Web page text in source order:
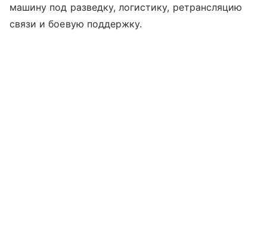
машину под разведку, логистику, ретрансляцию
связи и боевую поддержку.